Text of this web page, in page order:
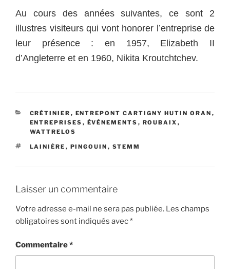
Au cours des années suivantes, ce sont 2
illustres visiteurs qui vont honorer l’entreprise de
leur présence : en 1957, Elizabeth II
d’Angleterre et en 1960, Nikita Kroutchtchev.
CATÉGORIES
CRÉTINIER , ENTREPONT CARTIGNY HUTIN ORAN ,
ENTREPRISES , ÉVÉNEMENTS , ROUBAIX ,
WATTRELOS
ÉTIQUETTES
LAINIÈRE , PINGOUIN , STEMM
Laisser un commentaire
Votre adresse e-mail ne sera pas publiée. Les champs
obligatoires sont indiqués avec*
Commentaire*